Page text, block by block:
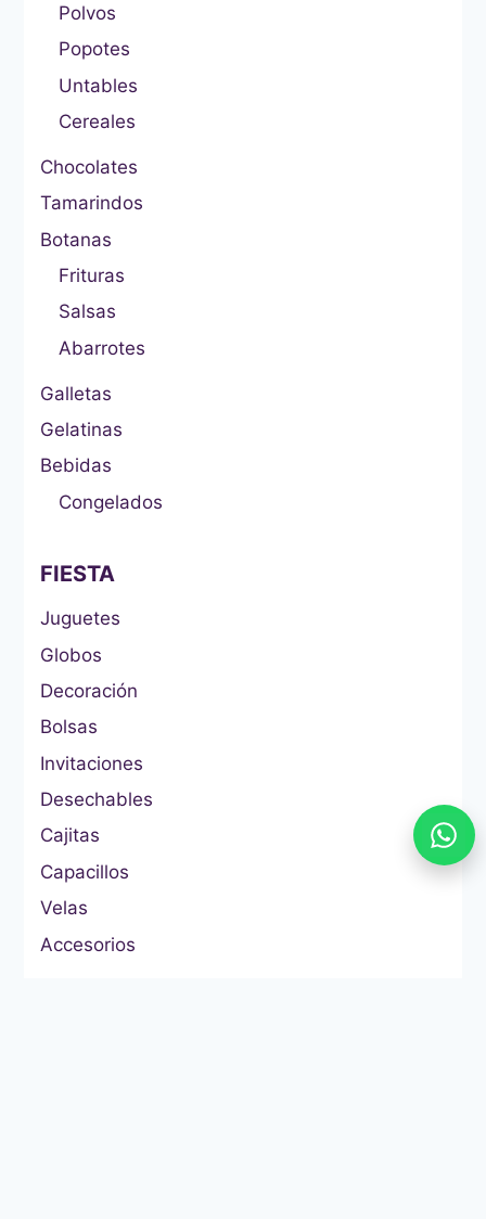
Polvos
Popotes
Untables
Cereales
Chocolates
Tamarindos
Botanas
Frituras
Salsas
Abarrotes
Galletas
Gelatinas
Bebidas
Congelados
FIESTA
Juguetes
Globos
Decoración
Bolsas
Invitaciones
Desechables
Cajitas
Capacillos
Velas
Accesorios